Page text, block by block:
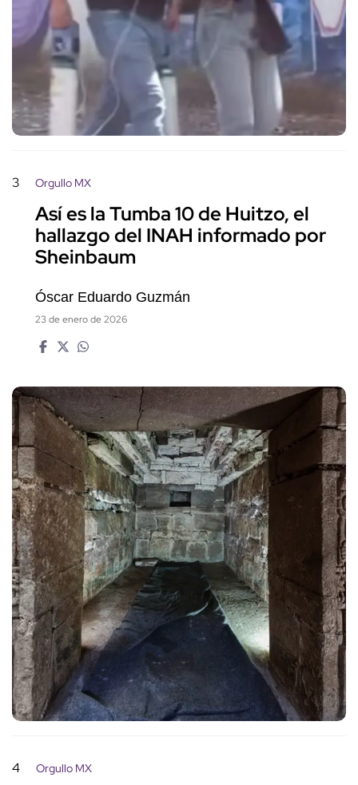
3 Orgullo MX
Así es la Tumba 10 de Huitzo, el
hallazgo del INAH informado por
Sheinbaum
Óscar Eduardo Guzmán
23 de enero de 2026
4 Orgullo MX